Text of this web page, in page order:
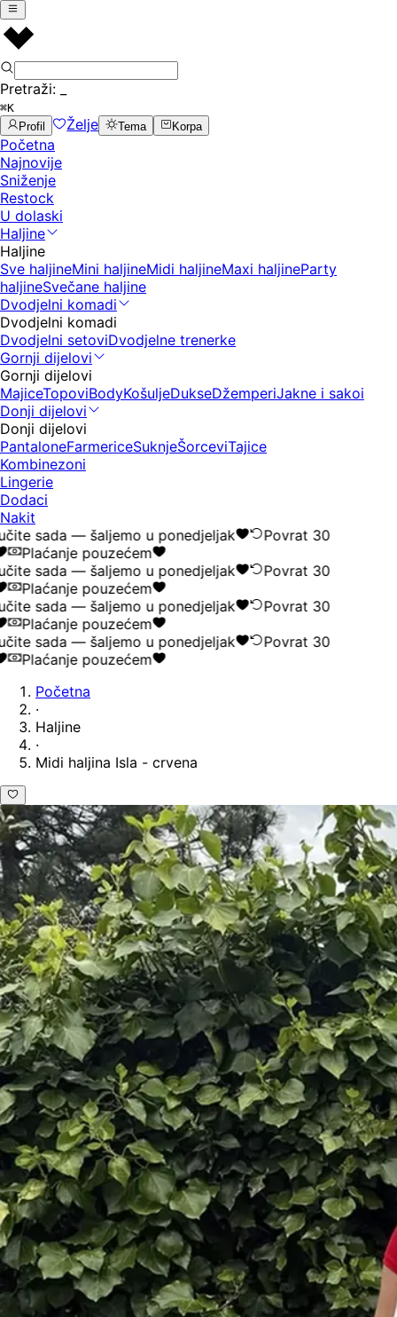
Pretraži:
⌘K
Profil
Želje Tema Korpa
Početna
Najnovije
Sniženje
Restock
U dolaski
Haljine
Haljine
Sve haljineMini haljineMidi haljineMaxi haljineParty
haljineSvečane haljine
Dvodjelni komadi
Dvodjelni komadi
Dvodjelni setoviDvodjelne trenerke
Gornji dijelovi
Gornji dijelovi
MajiceTopoviBodyKošuljeDukseDžemperiJakne i sakoi
Donji dijelovi
Donji dijelovi
PantaloneFarmericeSuknjeŠorceviTajice
Kombinezoni
Lingerie
Dodaci
Nakit
sada — šaljemo u ponedjeljak
Povrat 30
Plaćanje pouzećem
sada — šaljemo u ponedjeljak
Povrat 30
Plaćanje pouzećem
sada — šaljemo u ponedjeljak
Povrat 30
Plaćanje pouzećem
sada — šaljemo u ponedjeljak
Povrat 30
Plaćanje pouzećem
Početna
·
Haljine
·
Midi haljina Isla - crvena